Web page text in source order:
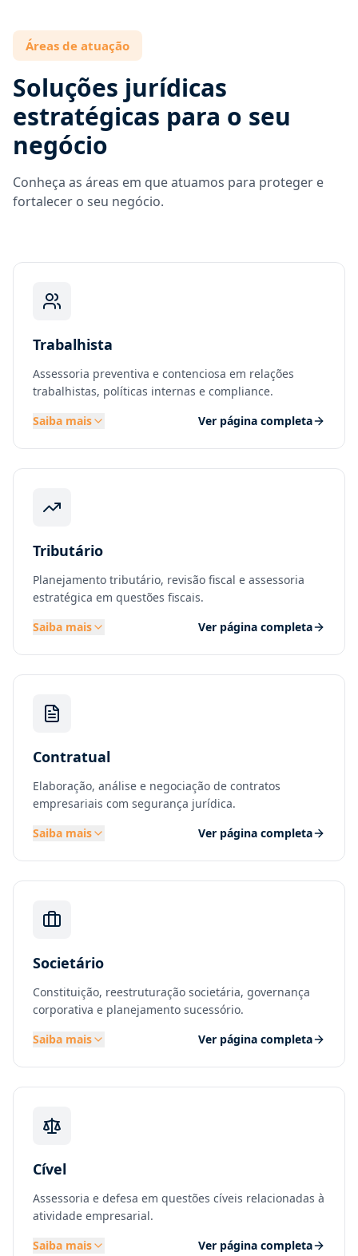
Áreas de atuação
Soluções jurídicas
estratégicas para o seu
negócio
Conheça as áreas em que atuamos para proteger e
fortalecer o seu negócio.
Trabalhista
Assessoria preventiva e contenciosa em relações
trabalhistas, políticas internas e compliance.
Saiba mais
Ver página completa
Tributário
Planejamento tributário, revisão fiscal e assessoria
estratégica em questões fiscais.
Saiba mais
Ver página completa
Contratual
Elaboração, análise e negociação de contratos
empresariais com segurança jurídica.
Saiba mais
Ver página completa
Societário
Constituição, reestruturação societária, governança
corporativa e planejamento sucessório.
Saiba mais
Ver página completa
Cível
Assessoria e defesa em questões cíveis relacionadas à
atividade empresarial.
Saiba mais
Ver página completa